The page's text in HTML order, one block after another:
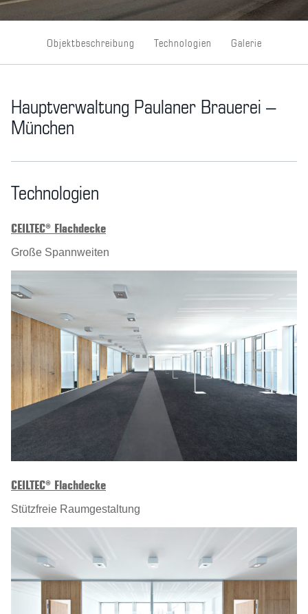
Objektbeschreibung Technologien Galerie
Hauptverwaltung Paulaner Brauerei –
München
Technologien
CEILTEC® Flachdecke
Große Spannweiten
CEILTEC® Flachdecke
Stützfreie Raumgestaltung